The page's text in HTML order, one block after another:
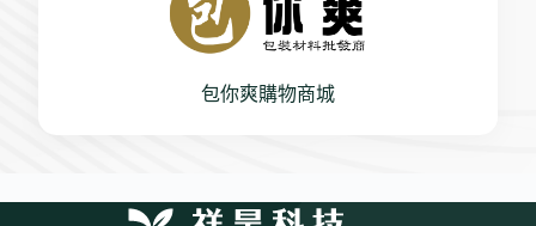
包你爽購物商城